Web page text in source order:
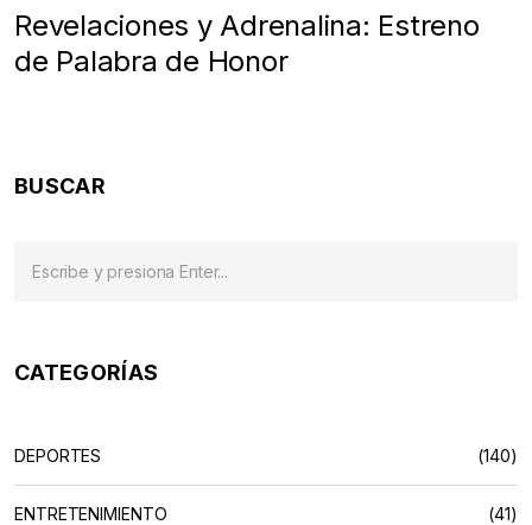
Revelaciones y Adrenalina: Estreno
de Palabra de Honor
BUSCAR
CATEGORÍAS
DEPORTES (140)
ENTRETENIMIENTO (41)